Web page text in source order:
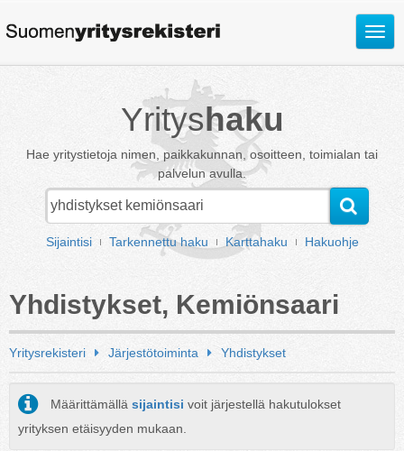
Avaa
Yrityshaku
Hae yritystietoja nimen, paikkakunnan, osoitteen, toimialan tai
palvelun avulla.
Sijaintisi Tarkennettu haku Karttahaku Hakuohje
Yhdistykset, Kemiönsaari
Yritysrekisteri Järjestötoiminta Yhdistykset
Määrittämällä sijaintisi voit järjestellä hakutulokset
yrityksen etäisyyden mukaan.